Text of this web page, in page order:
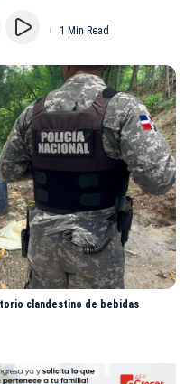
1 Min Read
clandestino de bebidas